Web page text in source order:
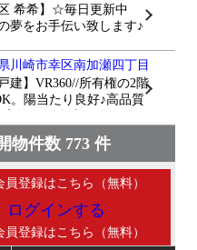
物件数 773 件
ログインする
区 希希】☆毎日更新中
夢をお手伝い致します♪
川崎市幸区南加瀬四丁目
建】VR360//所有権の2階
。陽当たり良好♪高品質